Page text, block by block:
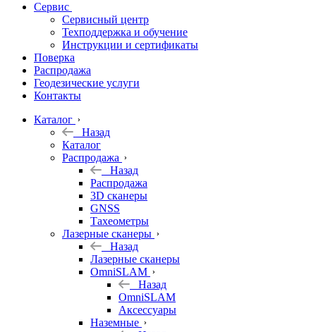
Софт
Георадары
Акции
Гидрография
Подбор
оборудования
по задачам
Архив
Геодезическое
оборудование
Сервис
Сервисный центр
Техподдержка и обучение
Инструкции и сертификаты
Поверка
Распродажа
Геодезические услуги
Контакты
Каталог
Назад
Каталог
Распродажа
Назад
Распродажа
3D сканеры
GNSS
Тахеометры
Лазерные сканеры
Назад
Лазерные сканеры
OmniSLAM
Назад
OmniSLAM
Аксессуары
Наземные